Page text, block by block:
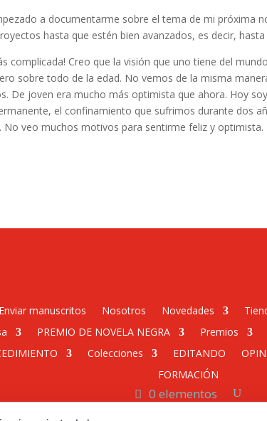
a documentarme sobre el tema de mi próxima
hasta que estén bien avanzados, es decir,
complicada! Creo que la visión que uno tiene del
sobre todo de la edad. No vemos de la misma
De joven era mucho más optimista que ahora. Hoy
el confinamiento que sufrimos durante dos
veo muchos motivos para sentirme feliz y
Enviar manuscritos Nosotros Novedades
PREMIO DE NOVELA NEGRA Premios
Colecciones EDITANDO
FORMACIÓN
0 elementos